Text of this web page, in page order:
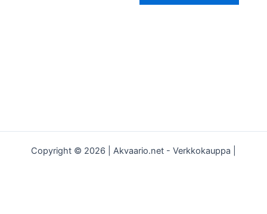
Copyright © 2026 | Akvaario.net - Verkkokauppa |